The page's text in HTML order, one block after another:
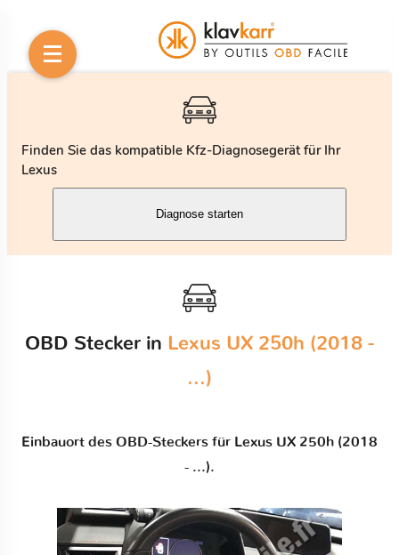
Finden Sie das kompatible Kfz-Diagnosegerät für Ihr
Lexus
Diagnose starten
OBD Stecker in Lexus UX 250h (2018 -
...)
Einbauort des OBD-Steckers für Lexus UX 250h (2018
- ...).